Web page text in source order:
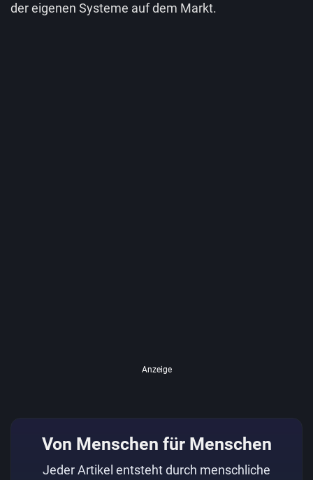
der eigenen Systeme auf dem Markt.
Anzeige
Von Menschen für Menschen
Jeder Artikel entsteht durch menschliche